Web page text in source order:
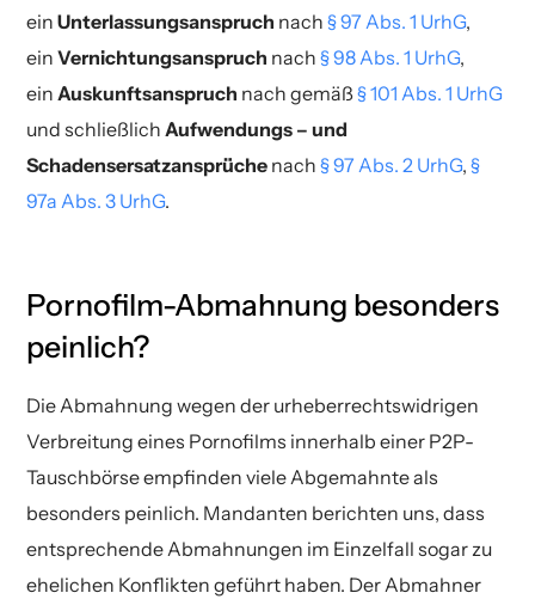
einUnterlassungsanspruch nach§ 97 Abs. 1 UrhG,
einVernichtungsanspruch nach§ 98 Abs. 1 UrhG,
einAuskunftsanspruch nach gemäß§ 101 Abs. 1 UrhG
und schließlichAufwendungs – und
Schadensersatzansprüche nach§ 97 Abs. 2 UrhG,§
97a Abs. 3 UrhG.
Pornofilm-Abmahnung besonders
peinlich?
Die Abmahnung wegen der urheberrechtswidrigen
Verbreitung eines Pornofilms innerhalb einer P2P-
Tauschbörse empfinden viele Abgemahnte als
besonders peinlich. Mandanten berichten uns, dass
entsprechende Abmahnungen im Einzelfall sogar zu
ehelichen Konflikten geführt haben. Der Abmahner